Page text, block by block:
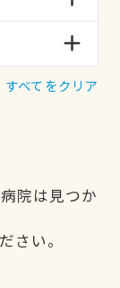
すべてをクリア
院は見つか
さい。